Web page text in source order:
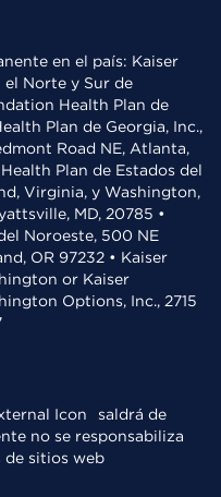
en el país: Kaiser
el Norte y Sur de
Health Plan de
Plan de Georgia, Inc.,
Road NE, Atlanta,
Plan de Estados del
Virginia, y Washington,
MD, 20785 •
Noroeste, 500 NE
OR 97232 • Kaiser
or Kaiser
Options, Inc., 2715
saldrá de
no se responsabiliza
de sitios web